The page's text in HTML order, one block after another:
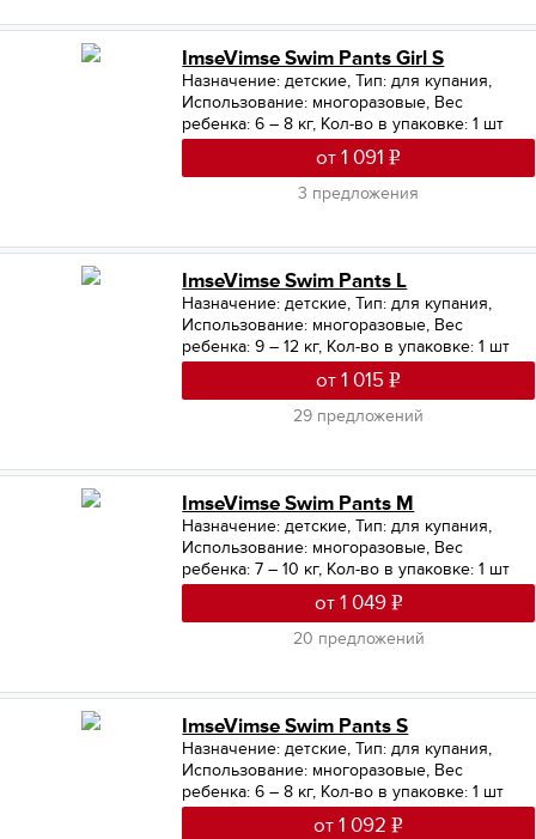
ImseVimse Swim Pants Girl S
Назначение: детские,Тип: для купания,
Использование: многоразовые, Вес
ребенка: 6 – 8 кг, Кол-во в упаковке: 1 шт
от 1 091
3 предложения
ImseVimse Swim Pants L
Назначение: детские,Тип: для купания,
Использование: многоразовые, Вес
ребенка: 9 – 12 кг, Кол-во в упаковке: 1 шт
от 1 015
29 предложений
ImseVimse Swim Pants M
Назначение: детские,Тип: для купания,
Использование: многоразовые, Вес
ребенка: 7 – 10 кг, Кол-во в упаковке: 1 шт
от 1 049
20 предложений
ImseVimse Swim Pants S
Назначение: детские,Тип: для купания,
Использование: многоразовые, Вес
ребенка: 6 – 8 кг, Кол-во в упаковке: 1 шт
от 1 092